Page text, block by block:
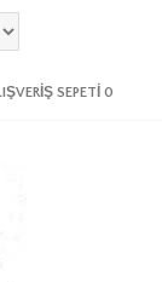
SEPETI 0